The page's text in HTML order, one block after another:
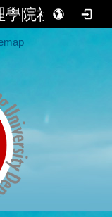
院社會學系